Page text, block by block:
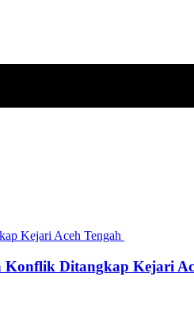
Ditangkap Kejari